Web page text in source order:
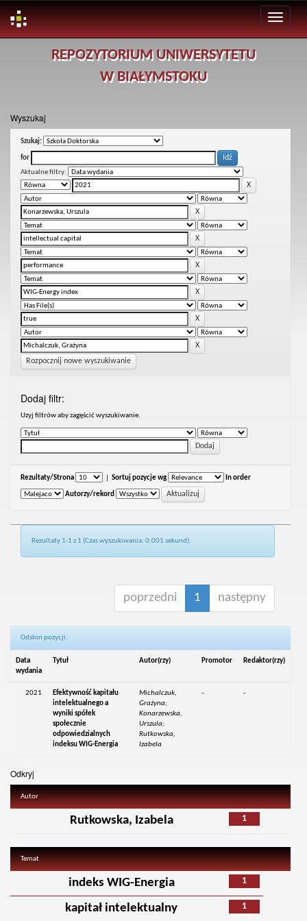
REPOZYTORIUM UNIWERSYTETU
W BIAŁYMSTOKU
Wyszukaj
Szukaj:
for
Aktualne filtry:
Rozpocznij nowe wyszukiwanie
Dodaj filtr:
Uzyj filtrów aby zagęścić wyszukiwanie.
Rezultaty/Strona Sortuj pozycje wg In order
Autorzy/rekord
Rezultaty 1-1 z 1 (Czas wyszukiwania: 0.001 sekund).
poprzedni 1 następny
Odsłon pozycji:
Data
wydania
Tytuł Autor(rzy) Promotor Redaktor(rzy)
2021
Efektywność kapitału
intelektualnego a
wyniki spółek
społecznie
odpowiedzialnych
indeksu WIG-Energia
Michalczuk,
Grażyna;
Konarzewska,
Urszula;
Rutkowska,
Izabela
- -
Odkryj
Autor
1
Rutkowska, Izabela
Temat
1
indeks WIG-Energia
1
kapitał intelektualny